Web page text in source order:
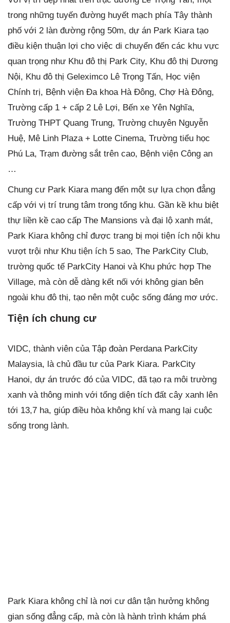
trong những tuyến đường huyết mạch phía Tây thành
phố với 2 làn đường rộng 50m, dự án Park Kiara tạo
điều kiện thuận lợi cho việc di chuyển đến các khu vực
quan trọng như Khu đô thị Park City, Khu đô thị Dương
Nội, Khu đô thị Geleximco Lê Trọng Tấn, Học viện
Chính trị, Bệnh viện Đa khoa Hà Đông, Chợ Hà Đông,
Trường cấp 1 + cấp 2 Lê Lợi, Bến xe Yên Nghĩa,
Trường THPT Quang Trung, Trường chuyên Nguyễn
Huệ, Mê Linh Plaza + Lotte Cinema, Trường tiểu học
Phú La, Trạm đường sắt trên cao, Bệnh viện Công an
…
Chung cư Park Kiara mang đến một sự lựa chọn đẳng
cấp với vị trí trung tâm trong tổng khu. Gần kề khu biệt
thự liền kề cao cấp The Mansions và đại lộ xanh mát,
Park Kiara không chỉ được trang bị mọi tiện ích nội khu
vượt trội như Khu tiện ích 5 sao, The ParkCity Club,
trường quốc tế ParkCity Hanoi và Khu phức hợp The
Village, mà còn dễ dàng kết nối với không gian bên
ngoài khu đô thị, tạo nên một cuộc sống đáng mơ ước.
Tiện ích chung cư
VIDC, thành viên của Tập đoàn Perdana ParkCity
Malaysia, là chủ đầu tư của Park Kiara. ParkCity
Hanoi, dự án trước đó của VIDC, đã tạo ra môi trường
xanh và thông minh với tổng diện tích đất cây xanh lên
tới 13,7 ha, giúp điều hòa không khí và mang lại cuộc
sống trong lành.
Park Kiara không chỉ là nơi cư dân tận hưởng không
gian sống đẳng cấp, mà còn là hành trình khám phá